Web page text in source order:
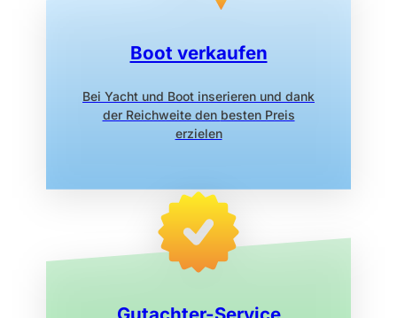
Boot verkaufen
Bei Yacht und Boot inserieren und dank
der Reichweite den besten Preis
erzielen